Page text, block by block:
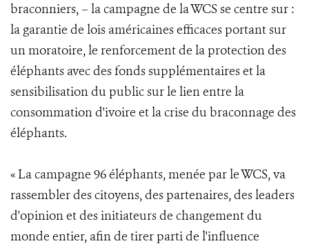
braconniers, – la campagne de la WCS se centre sur :
la garantie de lois américaines efficaces portant sur
un moratoire, le renforcement de la protection des
éléphants avec des fonds supplémentaires et la
sensibilisation du public sur le lien entre la
consommation d'ivoire et la crise du braconnage des
éléphants.
« La campagne 96 éléphants, menée par le WCS, va
rassembler des citoyens, des partenaires, des leaders
d'opinion et des initiateurs de changement du
monde entier, afin de tirer parti de l'influence